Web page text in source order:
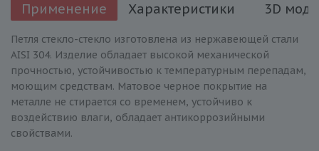
Применение Характеристики 3D
Петля стекло-стекло изготовлена из нержавеющей стали
AISI 304. Изделие обладает высокой механической
прочностью, устойчивостью к температурным перепадам,
моющим средствам. Матовое черное покрытие на
металле не стирается со временем, устойчиво к
воздействию влаги, обладает антикоррозийными
свойствами.